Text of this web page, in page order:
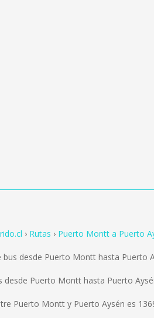
Rutas Puerto Montt a Puerto
bus desde Puerto Montt hasta Puerto
desde Puerto Montt hasta Puerto
Puerto Montt y Puerto Aysén es